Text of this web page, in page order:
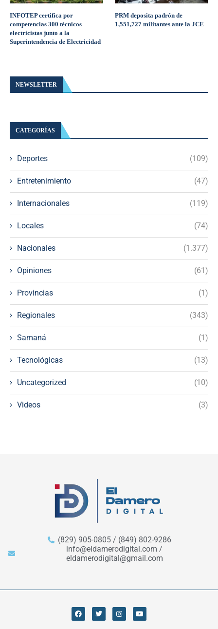
INFOTEP certifica por
competencias 300 técnicos
electricistas junto a la
Superintendencia de Electricidad
PRM deposita padrón de
1,551,727 militantes ante la JCE
NEWSLETTER
CATEGORÍAS
Deportes (109)
Entretenimiento (47)
Internacionales (119)
Locales (74)
Nacionales (1.377)
Opiniones (61)
Provincias (1)
Regionales (343)
Samaná (1)
Tecnológicas (13)
Uncategorized (10)
Videos (3)
(829) 905-0805 / (849) 802-9286
info@eldamerodigital.com /
eldamerodigital@gmail.com